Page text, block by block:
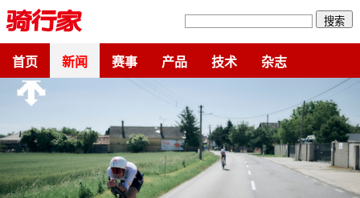
搜索
首页 新闻 赛事 产品 技术 杂志